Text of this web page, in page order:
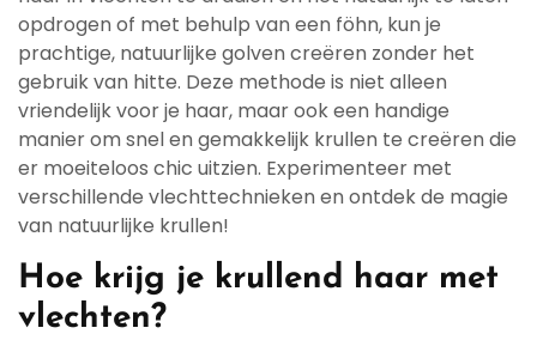
opdrogen of met behulp van een föhn, kun je
prachtige, natuurlijke golven creëren zonder het
gebruik van hitte. Deze methode is niet alleen
vriendelijk voor je haar, maar ook een handige
manier om snel en gemakkelijk krullen te creëren die
er moeiteloos chic uitzien. Experimenteer met
verschillende vlechttechnieken en ontdek de magie
van natuurlijke krullen!
Hoe krijg je krullend haar met
vlechten?